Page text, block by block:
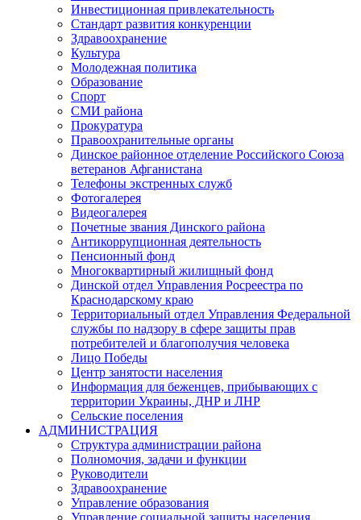
Инвестиционная привлекательность
Стандарт развития конкуренции
Здравоохранение
Культура
Молодежная политика
Образование
Спорт
СМИ района
Прокуратура
Правоохранительные органы
Динское районное отделение Российского Союза
ветеранов Афганистана
Телефоны экстренных служб
Фотогалерея
Видеогалерея
Почетные звания Динского района
Антикоррупционная деятельность
Пенсионный фонд
Многоквартирный жилищный фонд
Динской отдел Управления Росреестра по
Краснодарскому краю
Территориальный отдел Управления Федеральной
службы по надзору в сфере защиты прав
потребителей и благополучия человека
Лицо Победы
Центр занятости населения
Информация для беженцев, прибывающих с
территории Украины, ДНР и ЛНР
Сельские поселения
АДМИНИСТРАЦИЯ
Структура администрации района
Полномочия, задачи и функции
Руководители
Здравоохранение
Управление образования
Управление социальной защиты населения